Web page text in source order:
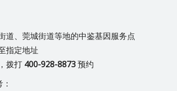
道、莞城街道等地的中鉴基因服务点
指定地址
拨打 400-928-8873预约